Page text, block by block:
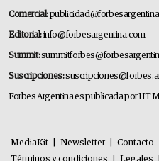
Comercial:
Editorial:info@forbesargentina.com
Summit:
Suscripciones:
Forbes Argentina es publicada por HT
MediaKit Newsletter Contacto
Términos y condiciones
Legales